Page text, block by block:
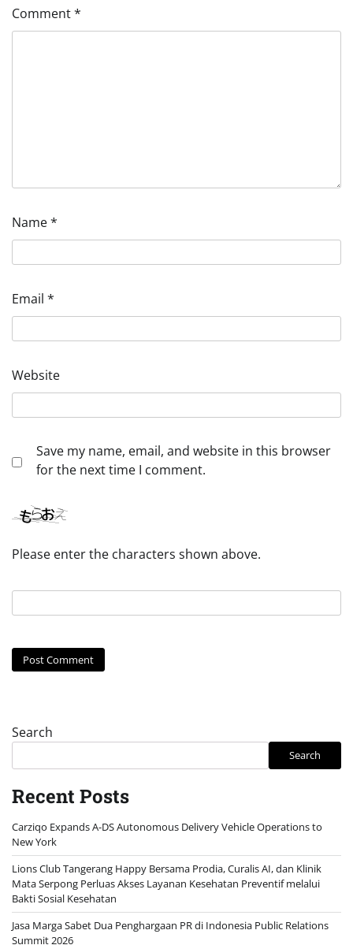
Comment*
Name*
Email *
Website
Save my name, email, and website in this browser
for the next time I comment.
Please enter the characters shown above.
Search
Search
Recent Posts
Carziqo Expands A-DS Autonomous Delivery Vehicle Operations to
New York
Lions Club Tangerang Happy Bersama Prodia, Curalis AI, dan Klinik
Mata Serpong Perluas Akses Layanan Kesehatan Preventif melalui
Bakti Sosial Kesehatan
Jasa Marga Sabet Dua Penghargaan PR di Indonesia Public Relations
Summit 2026